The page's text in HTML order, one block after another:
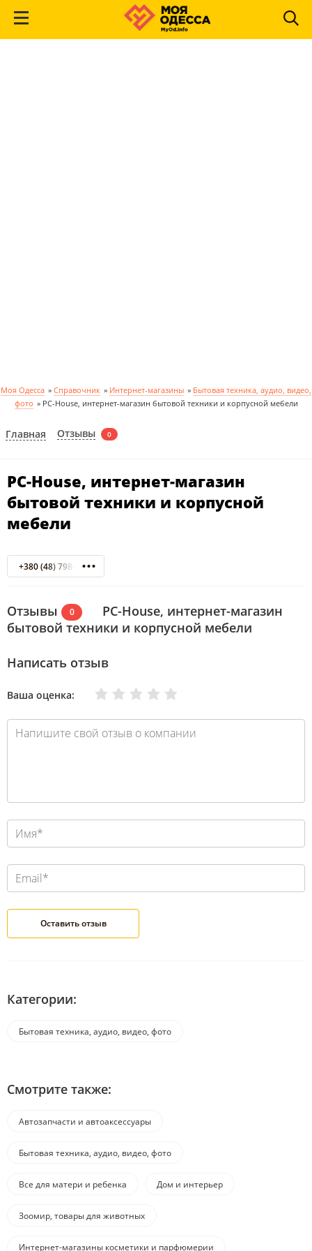
Моя Одесса » Справочник » Интернет-магазины » Бытовая техника, аудио, видео,
фото » PC-House, интернет-магазин бытовой техники и корпусной мебели
Главная Отзывы 0
PC-House, интернет-магазин
бытовой техники и корпусной
мебели
+380 (48) 798-67-41
Отзывы 0
PC-House, интернет-магазин
бытовой техники и корпусной мебели
Написать отзыв
Ваша оценка: Отлично
Хорошо
Нормально
Плохо
Очень плохо
Категории:
Бытовая техника, аудио, видео, фото
Смотрите также:
Автозапчасти и автоаксессуары
Бытовая техника, аудио, видео, фото
Все для матери и ребенка Дом и интерьер
Зоомир, товары для животных
Интернет-магазины косметики и парфюмерии